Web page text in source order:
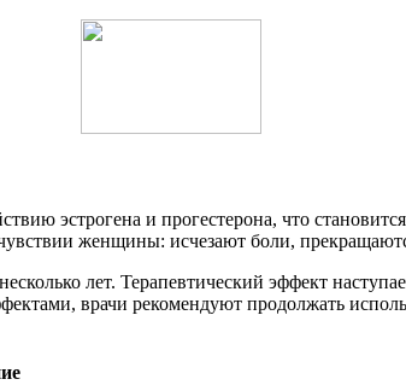
эстрогена и прогестерона, что
женщины: исчезают боли,
лет. Терапевтический эффект
врачи рекомендуют продолжать